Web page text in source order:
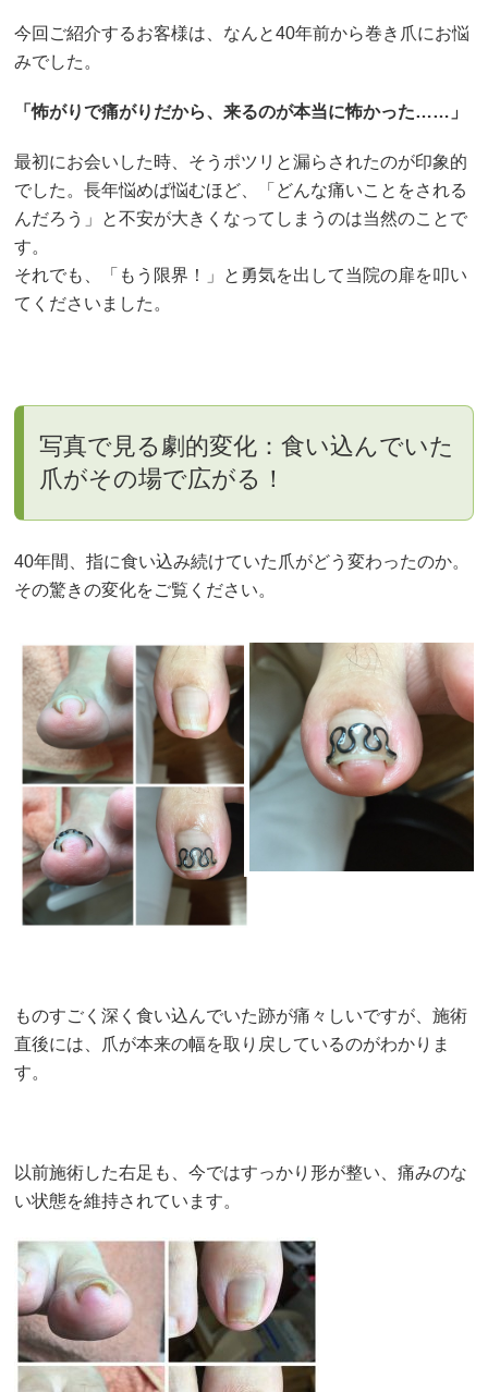
今回ご紹介するお客様は、なんと40年前から巻き爪にお悩
みでした。
「怖がりで痛がりだから、来るのが本当に怖かった……」
最初にお会いした時、そうポツリと漏らされたのが印象的
でした。長年悩めば悩むほど、「どんな痛いことをされる
んだろう」と不安が大きくなってしまうのは当然のことで
す。
それでも、「もう限界！」と勇気を出して当院の扉を叩い
てくださいました。
写真で見る劇的変化：食い込んでいた
爪がその場で広がる！
40年間、指に食い込み続けていた爪がどう変わったのか。
その驚きの変化をご覧ください。
ものすごく深く食い込んでいた跡が痛々しいですが、施術
直後には、爪が本来の幅を取り戻しているのがわかりま
す。
以前施術した右足も、今ではすっかり形が整い、痛みのな
い状態を維持されています。